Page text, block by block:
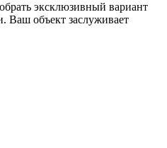
эксклюзивный вариант
Ваш объект заслуживает